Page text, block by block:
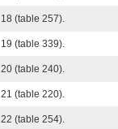
18 (table 257).
19 (table 339).
20 (table 240).
21 (table 220).
22 (table 254).